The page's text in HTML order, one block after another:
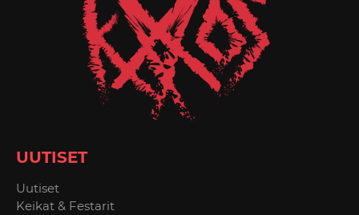
UUTISET
Uutiset
Keikat & Festarit